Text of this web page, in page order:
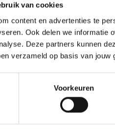
van cookies
content en advertenties te
Ook delen we informatie
Deze partners kunnen
verzameld op basis van jouw
Voorkeuren
45 min Live
Les Mills